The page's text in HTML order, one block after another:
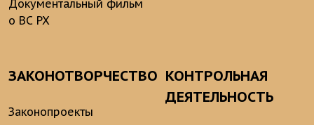
Документальный фильм
о ВС РХ
ЗАКОНОТВОРЧЕСТВО
Законопроекты
КОНТРОЛЬНАЯ
ДЕЯТЕЛЬНОСТЬ